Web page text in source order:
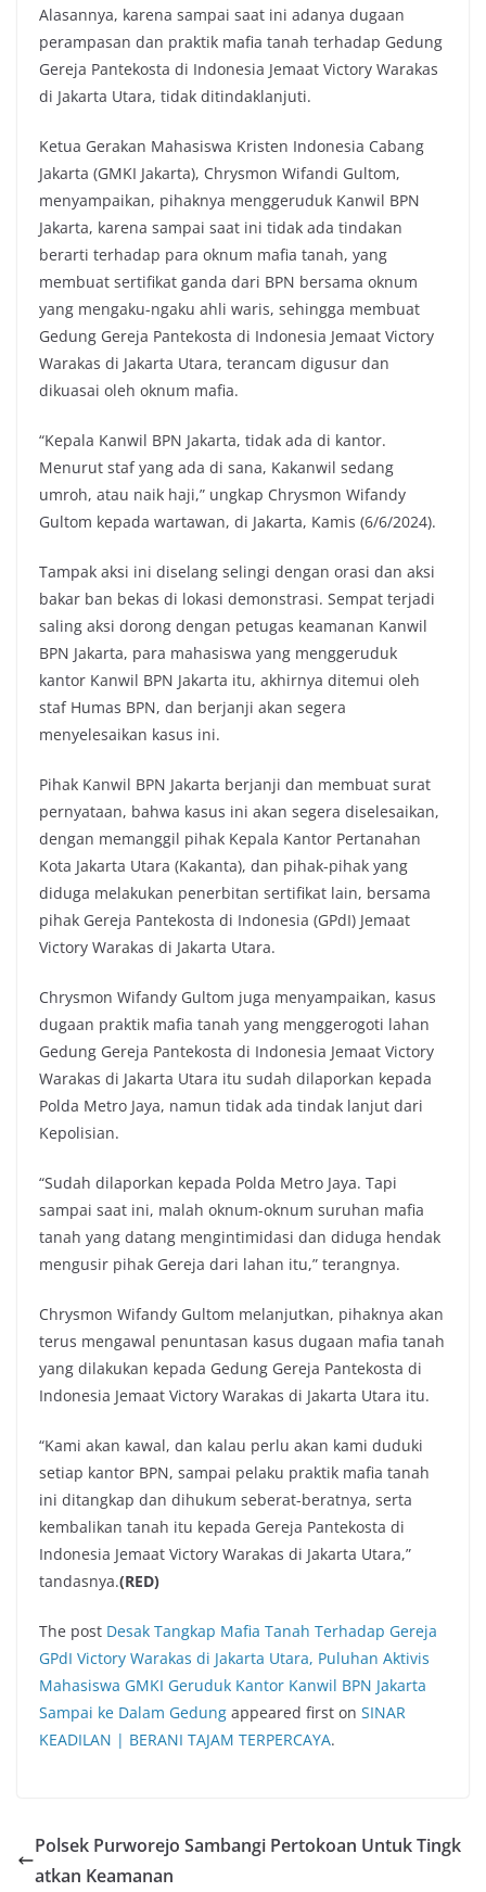
Alasannya, karena sampai saat ini adanya dugaan
perampasan dan praktik mafia tanah terhadap Gedung
Gereja Pantekosta di Indonesia Jemaat Victory Warakas
di Jakarta Utara, tidak ditindaklanjuti.
Ketua Gerakan Mahasiswa Kristen Indonesia Cabang
Jakarta (GMKI Jakarta), Chrysmon Wifandi Gultom,
menyampaikan, pihaknya menggeruduk Kanwil BPN
Jakarta, karena sampai saat ini tidak ada tindakan
berarti terhadap para oknum mafia tanah, yang
membuat sertifikat ganda dari BPN bersama oknum
yang mengaku-ngaku ahli waris, sehingga membuat
Gedung Gereja Pantekosta di Indonesia Jemaat Victory
Warakas di Jakarta Utara, terancam digusur dan
dikuasai oleh oknum mafia.
“Kepala Kanwil BPN Jakarta, tidak ada di kantor.
Menurut staf yang ada di sana, Kakanwil sedang
umroh, atau naik haji,” ungkap Chrysmon Wifandy
Gultom kepada wartawan, di Jakarta, Kamis (6/6/2024).
Tampak aksi ini diselang selingi dengan orasi dan aksi
bakar ban bekas di lokasi demonstrasi. Sempat terjadi
saling aksi dorong dengan petugas keamanan Kanwil
BPN Jakarta, para mahasiswa yang menggeruduk
kantor Kanwil BPN Jakarta itu, akhirnya ditemui oleh
staf Humas BPN, dan berjanji akan segera
menyelesaikan kasus ini.
Pihak Kanwil BPN Jakarta berjanji dan membuat surat
pernyataan, bahwa kasus ini akan segera diselesaikan,
dengan memanggil pihak Kepala Kantor Pertanahan
Kota Jakarta Utara (Kakanta), dan pihak-pihak yang
diduga melakukan penerbitan sertifikat lain, bersama
pihak Gereja Pantekosta di Indonesia (GPdI) Jemaat
Victory Warakas di Jakarta Utara.
Chrysmon Wifandy Gultom juga menyampaikan, kasus
dugaan praktik mafia tanah yang menggerogoti lahan
Gedung Gereja Pantekosta di Indonesia Jemaat Victory
Warakas di Jakarta Utara itu sudah dilaporkan kepada
Polda Metro Jaya, namun tidak ada tindak lanjut dari
Kepolisian.
“Sudah dilaporkan kepada Polda Metro Jaya. Tapi
sampai saat ini, malah oknum-oknum suruhan mafia
tanah yang datang mengintimidasi dan diduga hendak
mengusir pihak Gereja dari lahan itu,” terangnya.
Chrysmon Wifandy Gultom melanjutkan, pihaknya akan
terus mengawal penuntasan kasus dugaan mafia tanah
yang dilakukan kepada Gedung Gereja Pantekosta di
Indonesia Jemaat Victory Warakas di Jakarta Utara itu.
“Kami akan kawal, dan kalau perlu akan kami duduki
setiap kantor BPN, sampai pelaku praktik mafia tanah
ini ditangkap dan dihukum seberat-beratnya, serta
kembalikan tanah itu kepada Gereja Pantekosta di
Indonesia Jemaat Victory Warakas di Jakarta Utara,”
tandasnya.(RED)
The post Desak Tangkap Mafia Tanah Terhadap Gereja
GPdI Victory Warakas di Jakarta Utara, Puluhan Aktivis
Mahasiswa GMKI Geruduk Kantor Kanwil BPN Jakarta
Sampai ke Dalam Gedung appeared first on SINAR
KEADILAN | BERANI TAJAM TERPERCAYA.
Polsek Purworejo Sambangi Pertokoan Untuk Tingk
atkan Keamanan